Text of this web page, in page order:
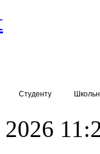
Студенту